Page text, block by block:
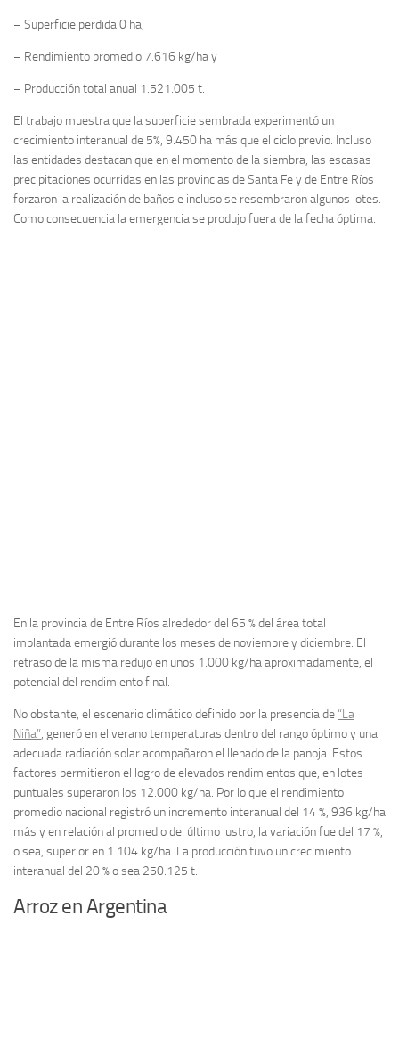
– Superficie perdida 0 ha,
– Rendimiento promedio 7.616 kg/ha y
– Producción total anual 1.521.005 t.
El trabajo muestra que la superficie sembrada experimentó un
crecimiento interanual de 5%, 9.450 ha más que el ciclo previo. Incluso
las entidades destacan que en el momento de la siembra, las escasas
precipitaciones ocurridas en las provincias de Santa Fe y de Entre Ríos
forzaron la realización de baños e incluso se resembraron algunos lotes.
Como consecuencia la emergencia se produjo fuera de la fecha óptima.
En la provincia de Entre Ríos alrededor del 65 % del área total
implantada emergió durante los meses de noviembre y diciembre. El
retraso de la misma redujo en unos 1.000 kg/ha aproximadamente, el
potencial del rendimiento final.
No obstante, el escenario climático definido por la presencia de “La
Niña”, generó en el verano temperaturas dentro del rango óptimo y una
adecuada radiación solar acompañaron el llenado de la panoja. Estos
factores permitieron el logro de elevados rendimientos que, en lotes
puntuales superaron los 12.000 kg/ha. Por lo que el rendimiento
promedio nacional registró un incremento interanual del 14 %, 936 kg/ha
más y en relación al promedio del último lustro, la variación fue del 17 %,
o sea, superior en 1.104 kg/ha. La producción tuvo un crecimiento
interanual del 20 % o sea 250.125 t.
Arroz en Argentina